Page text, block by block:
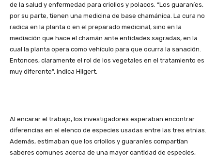
de la salud y enfermedad para criollos y polacos. “Los guaraníes,
por su parte, tienen una medicina de base chamánica. La cura no
radica en la planta o en el preparado medicinal, sino en la
mediación que hace el chamán ante entidades sagradas, en la
cual la planta opera como vehículo para que ocurra la sanación.
Entonces, claramente el rol de los vegetales en el tratamiento es
muy diferente”, indica Hilgert.
Al encarar el trabajo, los investigadores esperaban encontrar
diferencias en el elenco de especies usadas entre las tres etnias.
Además, estimaban que los criollos y guaraníes compartían
saberes comunes acerca de una mayor cantidad de especies,